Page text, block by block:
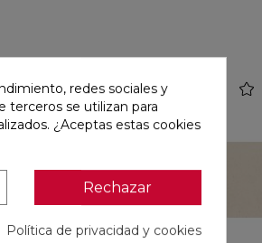
favorite
redes sociales y
terceros se utilizan para
¿Aceptas estas cookies
Rechazar
Política de privacidad y cookies